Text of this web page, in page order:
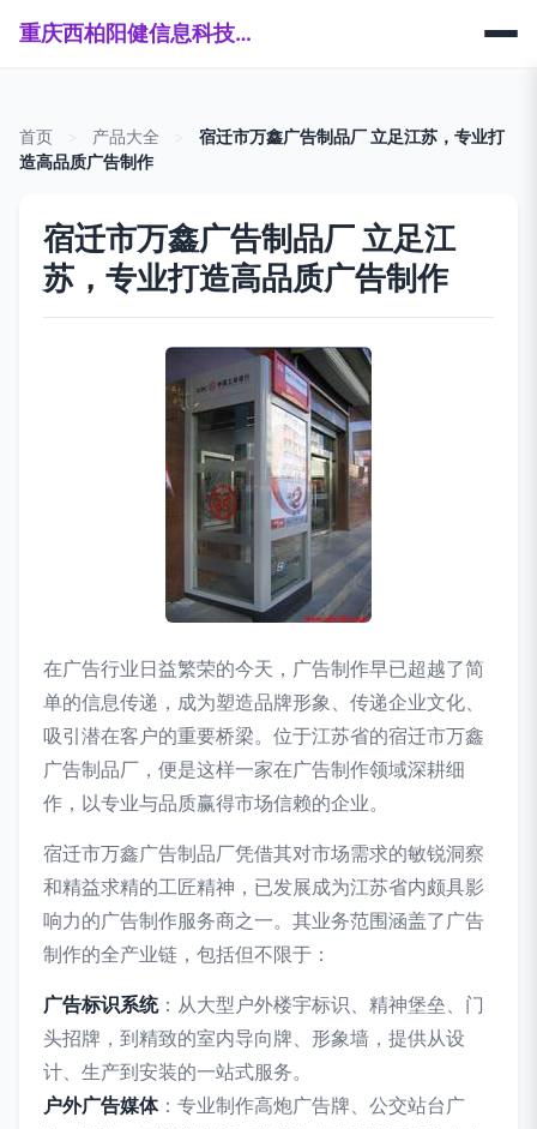
重庆西柏阳健信息科技有限公司
首页 产品大全
宿迁市万鑫广告制品厂 立足江苏，专业打
造高品质广告制作
宿迁市万鑫广告制品厂 立足江
苏，专业打造高品质广告制作
在广告行业日益繁荣的今天，广告制作早已超越了简
单的信息传递，成为塑造品牌形象、传递企业文化、
吸引潜在客户的重要桥梁。位于江苏省的宿迁市万鑫
广告制品厂，便是这样一家在广告制作领域深耕细
作，以专业与品质赢得市场信赖的企业。
宿迁市万鑫广告制品厂凭借其对市场需求的敏锐洞察
和精益求精的工匠精神，已发展成为江苏省内颇具影
响力的广告制作服务商之一。其业务范围涵盖了广告
制作的全产业链，包括但不限于：
广告标识系统：从大型户外楼宇标识、精神堡垒、门
头招牌，到精致的室内导向牌、形象墙，提供从设
计、生产到安装的一站式服务。
户外广告媒体：专业制作高炮广告牌、公交站台广